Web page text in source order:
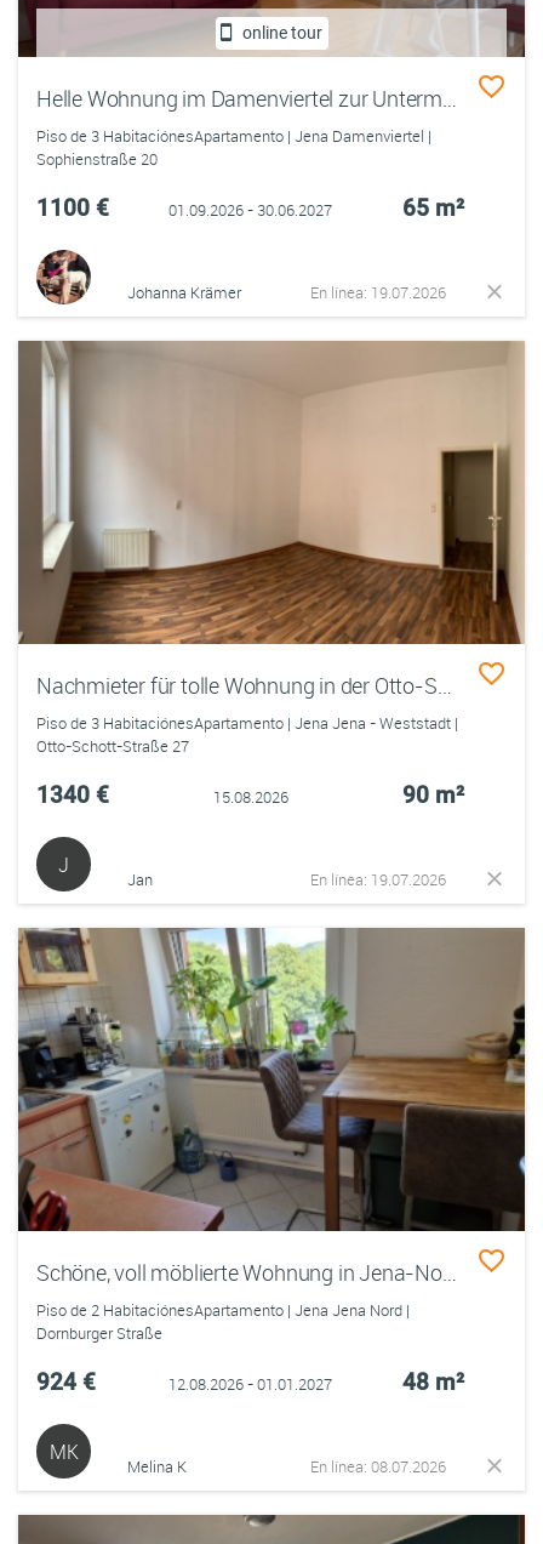
online tour
Helle Wohnung im Damenviertel zur Untermiete
Piso de 3 HabitaciónesApartamento | Jena Damenviertel |
Sophienstraße 20
1100 € 01.09.2026 - 30.06.2027 65 m²
Johanna Krämer En línea: 19.07.2026
Nachmieter für tolle Wohnung in der Otto-Schott-Straße gesucht!!
Piso de 3 HabitaciónesApartamento | Jena Jena - Weststadt |
Otto-Schott-Straße 27
1340 € 15.08.2026 90 m²
J
Jan En línea: 19.07.2026
Schöne, voll möblierte Wohnung in Jena-Nord zur Zwischenmiete (Mitte August bis Anfang Januar)
Piso de 2 HabitaciónesApartamento | Jena Jena Nord |
Dornburger Straße
924 € 12.08.2026 - 01.01.2027 48 m²
MK
Melina K En línea: 08.07.2026